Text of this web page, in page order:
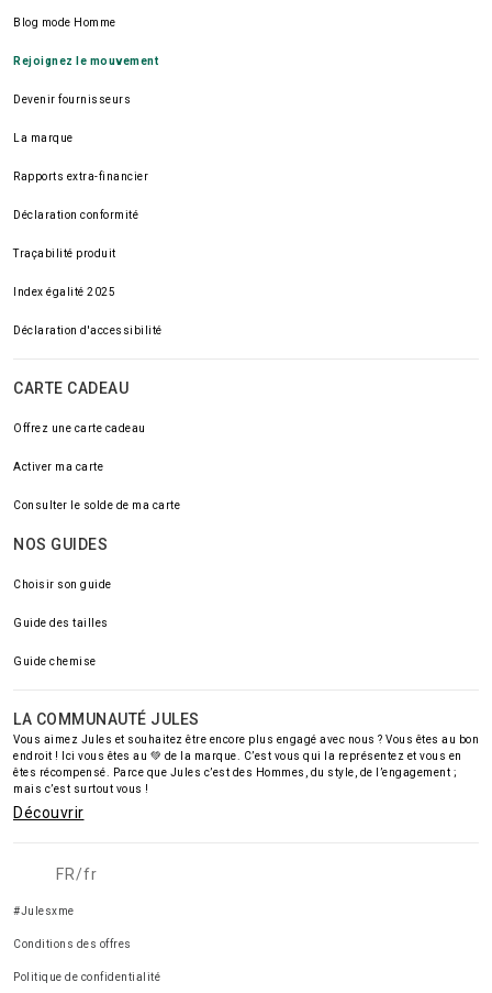
Blog mode Homme
Rejoignez le mouvement
Devenir fournisseurs
La marque
Rapports extra-financier
Déclaration conformité
Traçabilité produit
Index égalité 2025
Déclaration d'accessibilité
CARTE CADEAU
Offrez une carte cadeau
Activer ma carte
Consulter le solde de ma carte
NOS GUIDES
Choisir son guide
Guide des tailles
Guide chemise
LA COMMUNAUTÉ JULES
Vous aimez Jules et souhaitez être encore plus engagé avec nous ? Vous êtes au bon
endroit ! Ici vous êtes au 💚 de la marque. C’est vous qui la représentez et vous en
êtes récompensé. Parce que Jules c’est des Hommes, du style, de l’engagement ;
mais c’est surtout vous !
Découvrir
FR/fr
#Julesxme
Conditions des offres
Politique de confidentialité